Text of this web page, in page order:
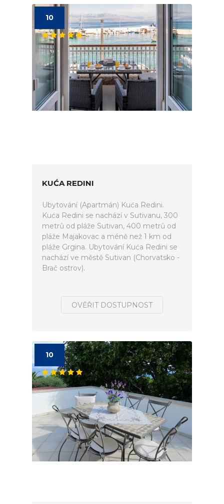
10
KUĆA REDINI
Ubytování (Apartmán) Kuća Redini.
Kuća Redini se nachází v Sutivanu, 300
metrů od pláže Sutivan, 400 metrů od
pláže Majakovac a méně než 1 km od
pláže Grgina. Ubytování Kuća Redini se
nachází ve městě Sutivan (Chorvatsko -
Brač ostrov).
OVĚŘIT DOSTUPNOST
10